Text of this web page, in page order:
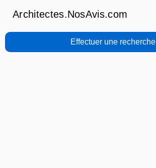
Architectes.NosAvis.com
Effectuer une recherche